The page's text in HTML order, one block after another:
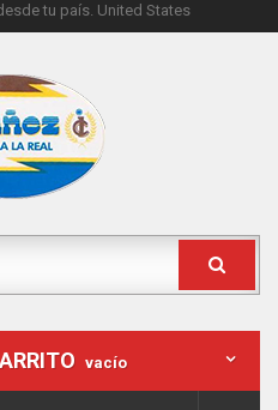
tu país. United States
vacío